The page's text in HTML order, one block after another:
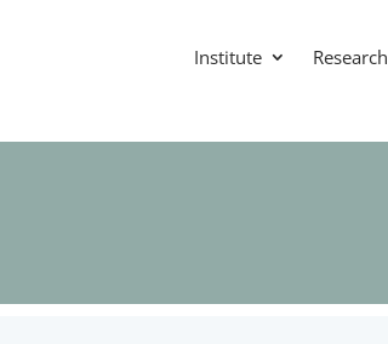
Institute Research